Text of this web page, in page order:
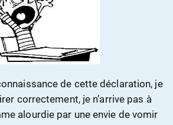
de cette déclaration, je
correctement, je n’arrive pas à
alourdie par une envie de vomir